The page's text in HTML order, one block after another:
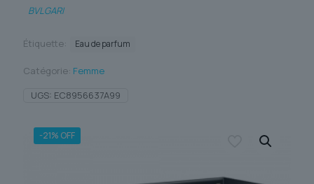
-21% OFF
BVLGARI
Étiquette: Eau de parfum
Catégorie: Femme
UGS: EC8956637A99